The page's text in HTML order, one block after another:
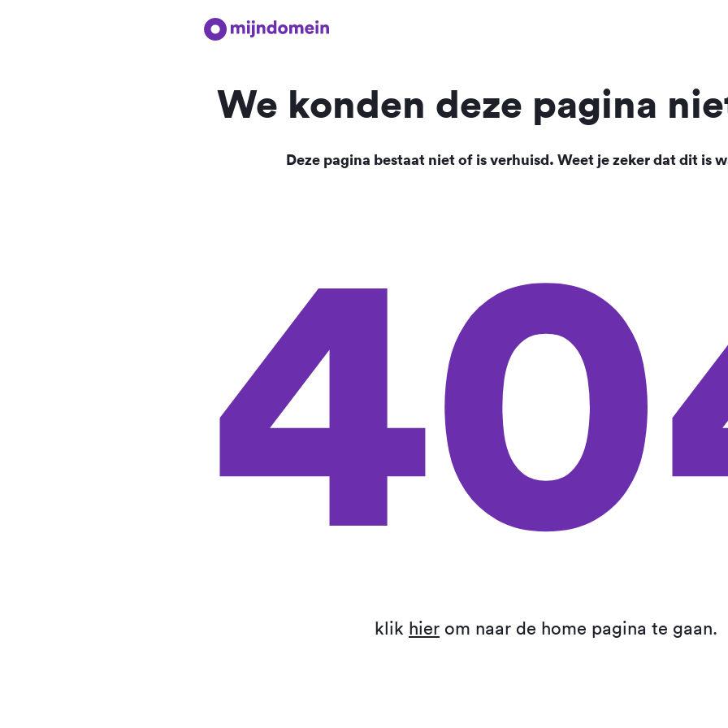
We konden deze pagina
Deze pagina bestaat niet of is verhuisd. Weet je zeker dat dit is
klik hier om naar de home pagina te gaan.